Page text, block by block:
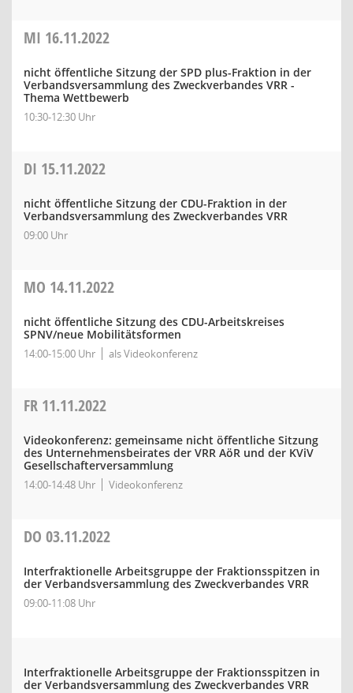
MI 16.11.2022
nicht öffentliche Sitzung der SPD plus-Fraktion in der
Verbandsversammlung des Zweckverbandes VRR -
Thema Wettbewerb
10:30-12:30 Uhr
DI 15.11.2022
nicht öffentliche Sitzung der CDU-Fraktion in der
Verbandsversammlung des Zweckverbandes VRR
09:00 Uhr
MO 14.11.2022
nicht öffentliche Sitzung des CDU-Arbeitskreises
SPNV/neue Mobilitätsformen
14:00-15:00 Uhr als Videokonferenz
FR 11.11.2022
Videokonferenz: gemeinsame nicht öffentliche Sitzung
des Unternehmensbeirates der VRR AöR und der KViV
Gesellschafterversammlung
14:00-14:48 Uhr Videokonferenz
DO 03.11.2022
Interfraktionelle Arbeitsgruppe der Fraktionsspitzen in
der Verbandsversammlung des Zweckverbandes VRR
09:00-11:08 Uhr
Interfraktionelle Arbeitsgruppe der Fraktionsspitzen in
der Verbandsversammlung des Zweckverbandes VRR